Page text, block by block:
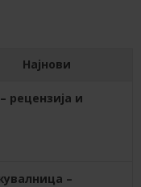
Најнови
рецензија и
–